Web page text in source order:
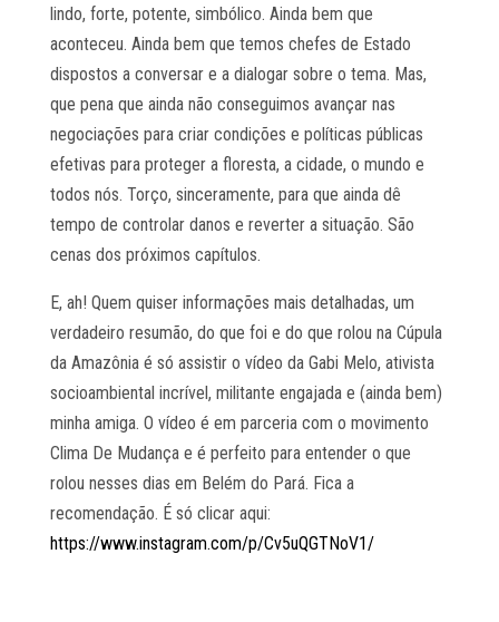
lindo, forte, potente, simbólico. Ainda bem que
aconteceu. Ainda bem que temos chefes de Estado
dispostos a conversar e a dialogar sobre o tema. Mas,
que pena que ainda não conseguimos avançar nas
negociações para criar condições e políticas públicas
efetivas para proteger a floresta, a cidade, o mundo e
todos nós. Torço, sinceramente, para que ainda dê
tempo de controlar danos e reverter a situação. São
cenas dos próximos capítulos.
E, ah! Quem quiser informações mais detalhadas, um
verdadeiro resumão, do que foi e do que rolou na Cúpula
da Amazônia é só assistir o vídeo da Gabi Melo, ativista
socioambiental incrível, militante engajada e (ainda bem)
minha amiga. O vídeo é em parceria com o movimento
Clima De Mudança e é perfeito para entender o que
rolou nesses dias em Belém do Pará. Fica a
recomendação. É só clicar aqui:
https://www.instagram.com/p/Cv5uQGTNoV1/